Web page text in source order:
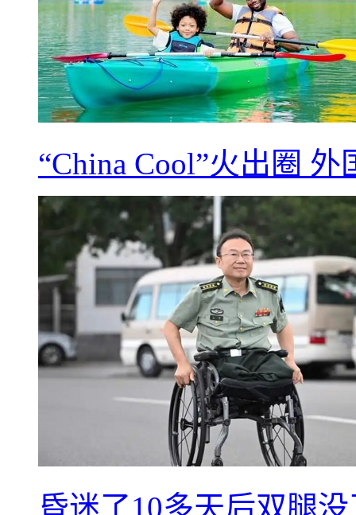
“China Cool”火出圈
昏迷了10多天后双腿